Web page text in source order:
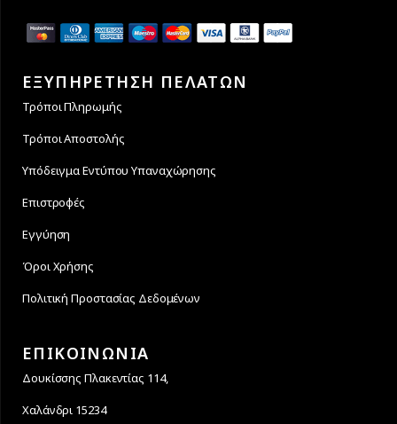
ΕΞΥΠΗΡΕΤΗΣΗ ΠΕΛΑΤΩΝ
Τρόποι Πληρωμής
Τρόποι Αποστολής
Υπόδειγμα Εντύπου Υπαναχώρησης
Επιστροφές
Εγγύηση
Όροι Χρήσης
Πολιτική Προστασίας Δεδομένων
ΕΠΙΚΟΙΝΩΝΙΑ
Δουκίσσης Πλακεντίας 114,
Χαλάνδρι 15234